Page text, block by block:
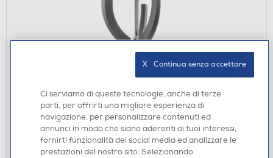
€ 59,00
Acquisto online:non disponibile
Ritiro in negozio:non disponibile
Ci serviamo di queste tecnologie, anche di terze
parti, per offrirti una migliore esperienza di
navigazione, per personalizzare contenuti ed
annunci in modo che siano aderenti ai tuoi interessi,
fornirti funzionalità dei social media ed analizzare le
prestazioni del nostro sito. Selezionando
X   Continua senza accettare